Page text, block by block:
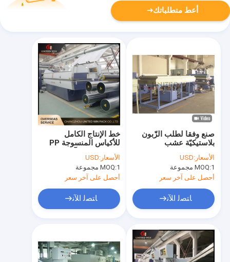
أعط متطلباتك
خط الإنتاج الكامل
للأكياس المنسوجة PP
البلاستيكية
الأسعار:USD
MOQ:1 مجموعة
أحصل على آخر سعر
ﺎﺘﺼﻟ ﺍﻶﻧ
صنع وفقا لطلب الزّبون
بلاستيكيّة عشب
اصطناعيّة خيط خيط حيدة
يجعل آلة
الأسعار:USD
MOQ:1 مجموعة
أحصل على آخر سعر
ﺎﺘﺼﻟ ﺍﻶﻧ